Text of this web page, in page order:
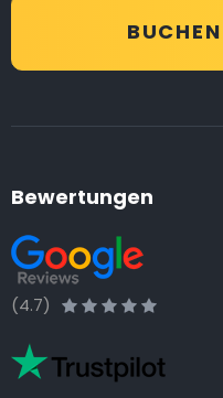
Bewertungen
(4.7)